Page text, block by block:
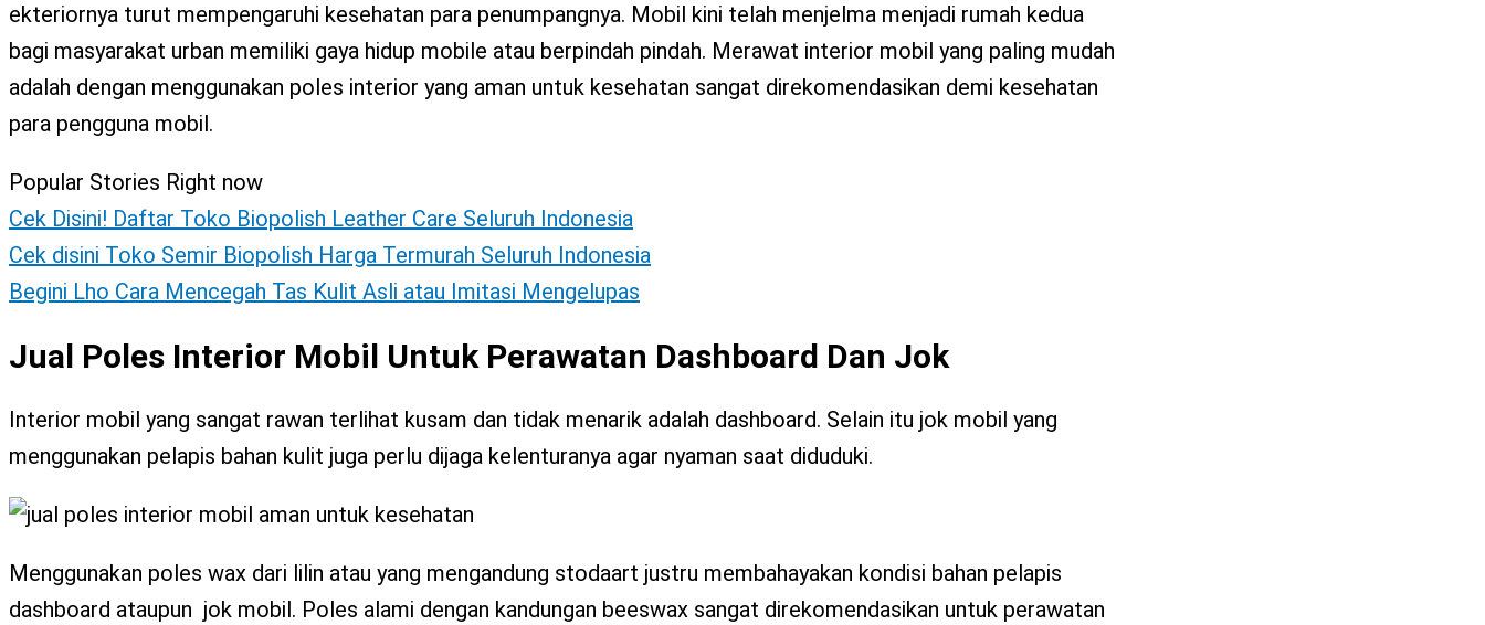
X
ekteriornya turut mempengaruhi kesehatan para penumpangnya. Mobil kini telah menjelma menjadi rumah kedua
bagi masyarakat urban memiliki gaya hidup mobile atau berpindah pindah. Merawat interior mobil yang paling mudah
adalah dengan menggunakan poles interior yang aman untuk kesehatan sangat direkomendasikan demi kesehatan
para pengguna mobil.
Popular Stories Right now
Cek Disini! Daftar Toko Biopolish Leather Care Seluruh Indonesia
Cek disini Toko Semir Biopolish Harga Termurah Seluruh Indonesia
Begini Lho Cara Mencegah Tas Kulit Asli atau Imitasi Mengelupas
Jual Poles Interior Mobil Untuk Perawatan Dashboard Dan Jok
Interior mobil yang sangat rawan terlihat kusam dan tidak menarik adalah dashboard. Selain itu jok mobil yang
menggunakan pelapis bahan kulit juga perlu dijaga kelenturanya agar nyaman saat diduduki.
Menggunakan poles wax dari lilin atau yang mengandung stodaart justru membahayakan kondisi bahan pelapis
dashboard ataupun jok mobil. Poles alami dengan kandungan beeswax sangat direkomendasikan untuk perawatan